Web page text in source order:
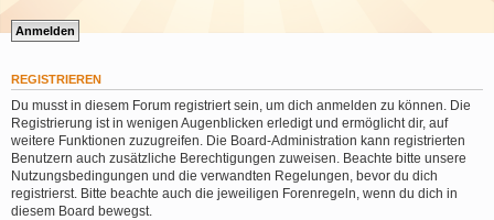
REGISTRIEREN
Du musst in diesem Forum registriert sein, um dich anmelden zu können. Die
Registrierung ist in wenigen Augenblicken erledigt und ermöglicht dir, auf
weitere Funktionen zuzugreifen. Die Board-Administration kann registrierten
Benutzern auch zusätzliche Berechtigungen zuweisen. Beachte bitte unsere
Nutzungsbedingungen und die verwandten Regelungen, bevor du dich
registrierst. Bitte beachte auch die jeweiligen Forenregeln, wenn du dich in
diesem Board bewegst.